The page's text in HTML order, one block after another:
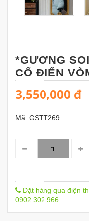
*GƯƠNG
CỔ ĐIỂN
3,550,000 đ
Mã: GSTT269
Đặt hàng qua điện
0902.302.966